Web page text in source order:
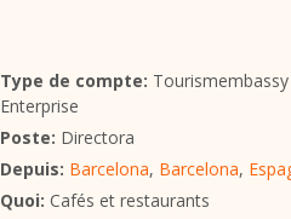
Type de compte: Tourismembassy
Enterprise
Poste: Directora
Depuis: Barcelona, Barcelona,
Quoi: Cafés et restaurants